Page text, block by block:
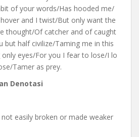
of your words/Has hooded me/
and I twist/But only want the
thought/Of catcher and of caught
but half civilize/Taming me in this
eyes/For you I fear to lose/I lo
Tamer as prey.
Denotasi
easily broken or made weaker